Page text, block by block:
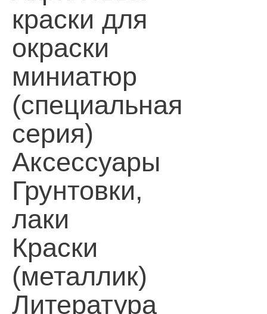
краски для
окраски
миниатюр
(специальная
серия)
Аксессуары
Грунтовки,
лаки
Краски
(металлик)
Литература